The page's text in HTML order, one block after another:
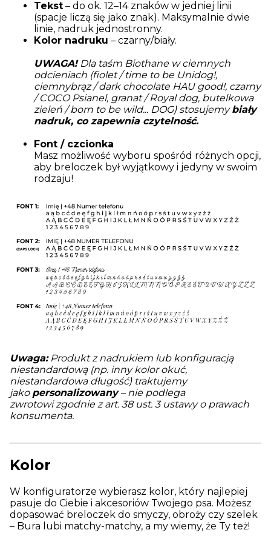
Tekst – do ok. 12–14 znaków w jedniej linii
(spacje liczą się jako znak). Maksymalnie dwie
linie, nadruk jednostronny.
Kolor nadruku – czarny/biały.
UWAGA!Dla taśm Biothane w ciemnych
odcieniach (fiolet / time to be Unidog!,
ciemnybrąz / dark chocolate HAU good!, czarny
/ COCO Psianel, granat / Royal dog, butelkowa
zieleń / born to be wild... DOG) stosujemybiały
nadruk, co zapewnia czytelność.
Font / czcionka
Masz możliwość wyboru spośród różnych opcji,
aby breloczek był wyjątkowy i jedyny w swoim
rodzaju!
Uwaga:Produkt z nadrukiem lub konfiguracją
niestandardową (np. inny kolor okuć,
niestandardowa długość) traktujemy
jako personalizowany– nie podlega
zwrotowi zgodnie z art. 38 ust. 3 ustawy o prawach
konsumenta.
Kolor
W konfiguratorze wybierasz kolor, który najlepiej
pasuje do Ciebie i akcesoriów Twojego psa. Możesz
dopasować breloczek do smyczy, obroży czy szelek
– Bura lubi matchy-matchy, a my wiemy, że Ty też!